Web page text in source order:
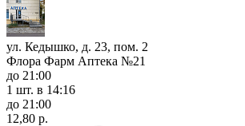
ул. Кедышко, д. 23, пом. 2
Флора Фарм Аптека №21
до 21:00
1 шт. в 14:16
до 21:00
12,80 р.